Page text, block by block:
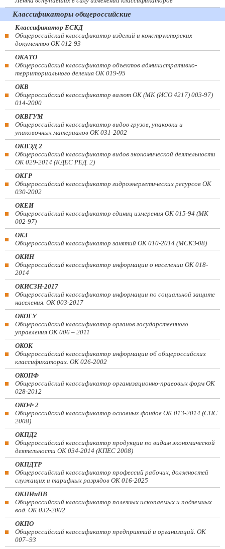
Классификаторы общероссийские
Классификатор ЕСКД
Общероссийский классификатор изделий и конструкторских
документов ОК 012-93
ОКАТО
Общероссийский классификатор объектов административно-
территориального деления ОК 019-95
ОКВ
Общероссийский классификатор валют ОК (МК (ИСО 4217) 003-97)
014-2000
ОКВГУМ
Общероссийский классификатор видов грузов, упаковки и
упаковочных материалов ОК 031-2002
ОКВЭД 2
Общероссийский классификатор видов экономической деятельности
ОК 029-2014 (КДЕС РЕД. 2)
ОКГР
Общероссийский классификатор гидроэнергетических ресурсов ОК
030-2002
ОКЕИ
Общероссийский классификатор единиц измерения ОК 015-94 (МК
002-97)
ОКЗ
Общероссийский классификатор занятий ОК 010-2014 (МСКЗ-08)
ОКИН
Общероссийский классификатор информации о населении ОК 018-
2014
ОКИСЗН-2017
Общероссийский классификатор информации по социальной защите
населения. ОК 003-2017
ОКОГУ
Общероссийский классификатор органов государственного
управления ОК 006 – 2011
ОКОК
Общероссийский классификатор информации об общероссийских
классификаторах. ОК 026-2002
ОКОПФ
Общероссийский классификатор организационно-правовых форм ОК
028-2012
ОКОФ 2
Общероссийский классификатор основных фондов ОК 013-2014 (СНС
2008)
ОКПД2
Общероссийский классификатор продукции по видам экономической
деятельности ОК 034-2014 (КПЕС 2008)
ОКПДТР
Общероссийский классификатор профессий рабочих, должностей
служащих и тарифных разрядов ОК 016-2025
ОКПИиПВ
Общероссийский классификатор полезных ископаемых и подземных
вод. ОК 032-2002
ОКПО
Общероссийский классификатор предприятий и организаций. ОК
007–93